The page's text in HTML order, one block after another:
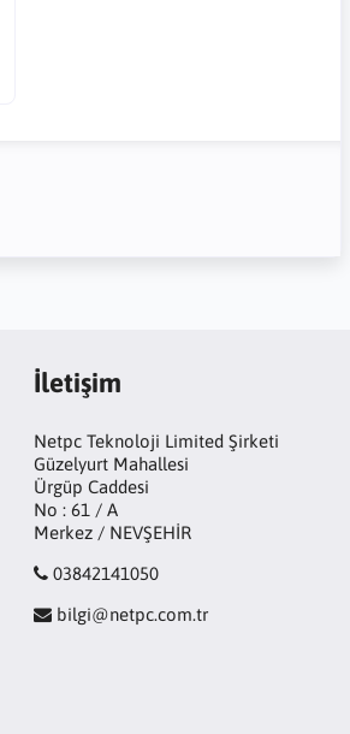
İletişim
Netpc Teknoloji Limited Şirketi
Güzelyurt Mahallesi
Ürgüp Caddesi
No : 61 / A
Merkez / NEVŞEHİR
03842141050
bilgi@netpc.com.tr